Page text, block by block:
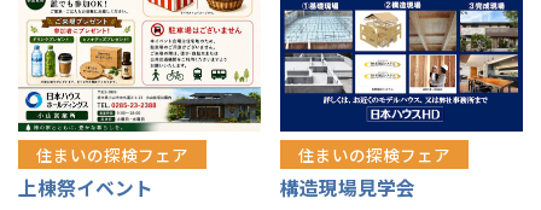
住まいの探検フェア
上棟祭イベント
住まいの探検フェア
構造現場見学会